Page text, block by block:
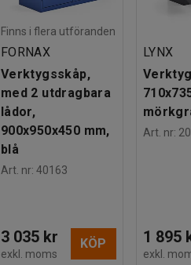
Finns i flera utföranden
FORNAX
Verktygsskåp,
med 2 utdragbara
lådor,
900x950x450 mm,
blå
Art. nr: 40163
3 035 kr
exkl. moms
KÖP
LYNX
Art. nr:
1 895
exkl.